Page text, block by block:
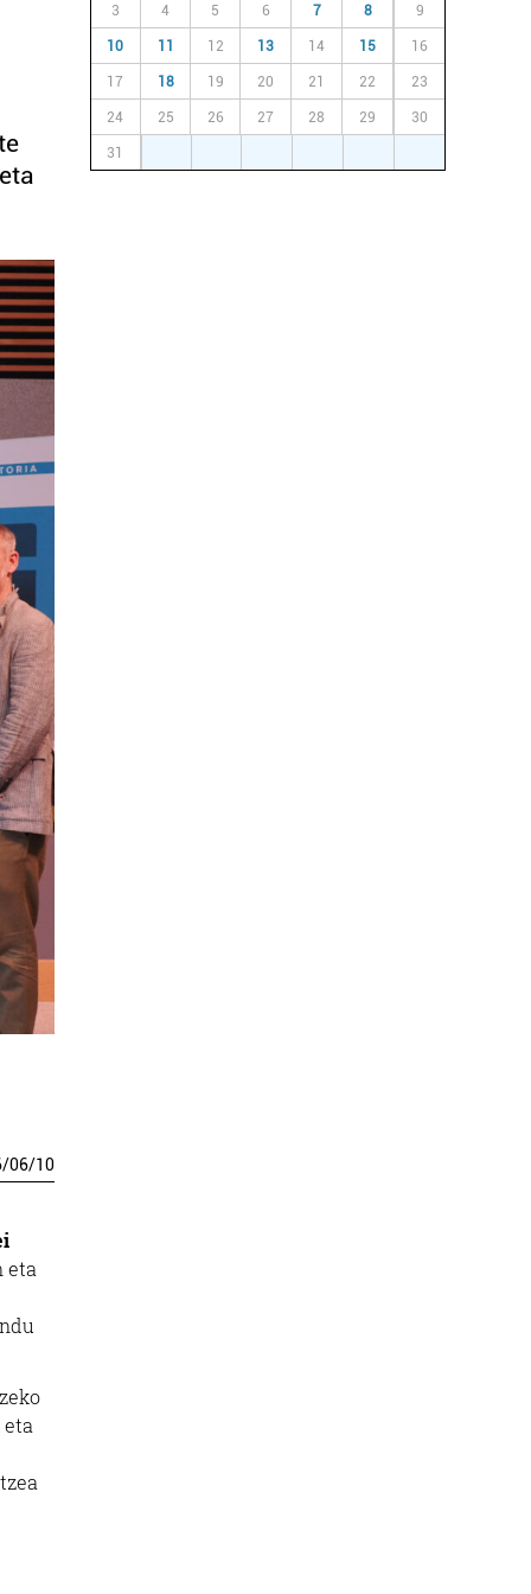
/06/10
eta
3 4 5 6 7 8 9
10 11 12 13 14 15 16
17 18 19 20 21 22 23
24 25 26 27 28 29 30
31